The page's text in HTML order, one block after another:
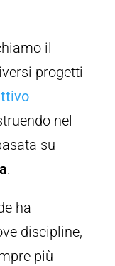
il
progetti
nel
su
.
ha
discipline,
più